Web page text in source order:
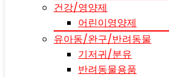
건강/영양제
어린이영양제
유아동/완구/반려동물
기저귀/분유
반려동물용품